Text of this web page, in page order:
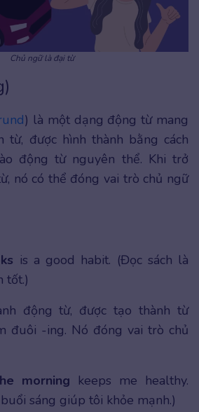
Chủ ngữ là đại từ
) là một dạng động từ mang
từ, được hình thành bằng cách
động từ nguyên thể. Khi trở
nó có thể đóng vai trò chủ ngữ
is a good habit. (Đọc sách là
tốt.)
động từ, được tạo thành từ
đuôi -ing. Nó đóng vai trò chủ
morning keeps me healthy.
sáng giúp tôi khỏe mạnh.)